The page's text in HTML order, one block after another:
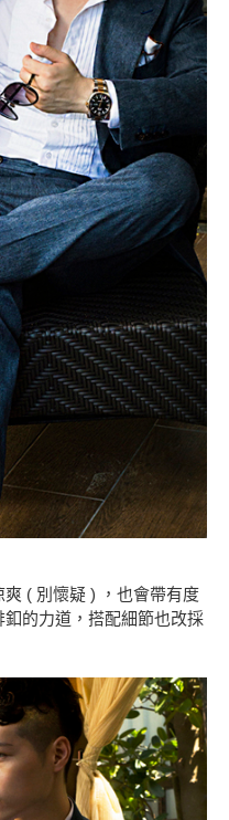
( 別懷疑 ) ，也會帶有度
的力道，搭配細節也改採